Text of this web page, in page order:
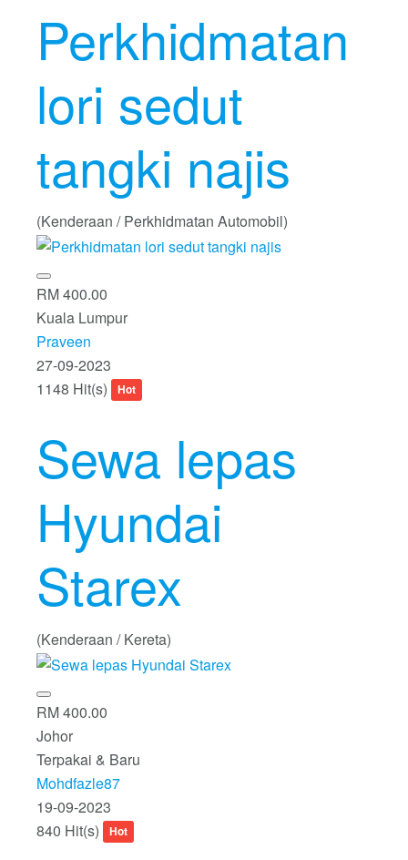
Perkhidmatan
lori sedut
tangki najis
(Kenderaan / Perkhidmatan Automobil)
RM 400.00
Kuala Lumpur
Praveen
27-09-2023
1148 Hit(s)
Hot
Sewa lepas
Hyundai
Starex
(Kenderaan / Kereta)
RM 400.00
Johor
Terpakai & Baru
Mohdfazle87
19-09-2023
840 Hit(s)
Hot